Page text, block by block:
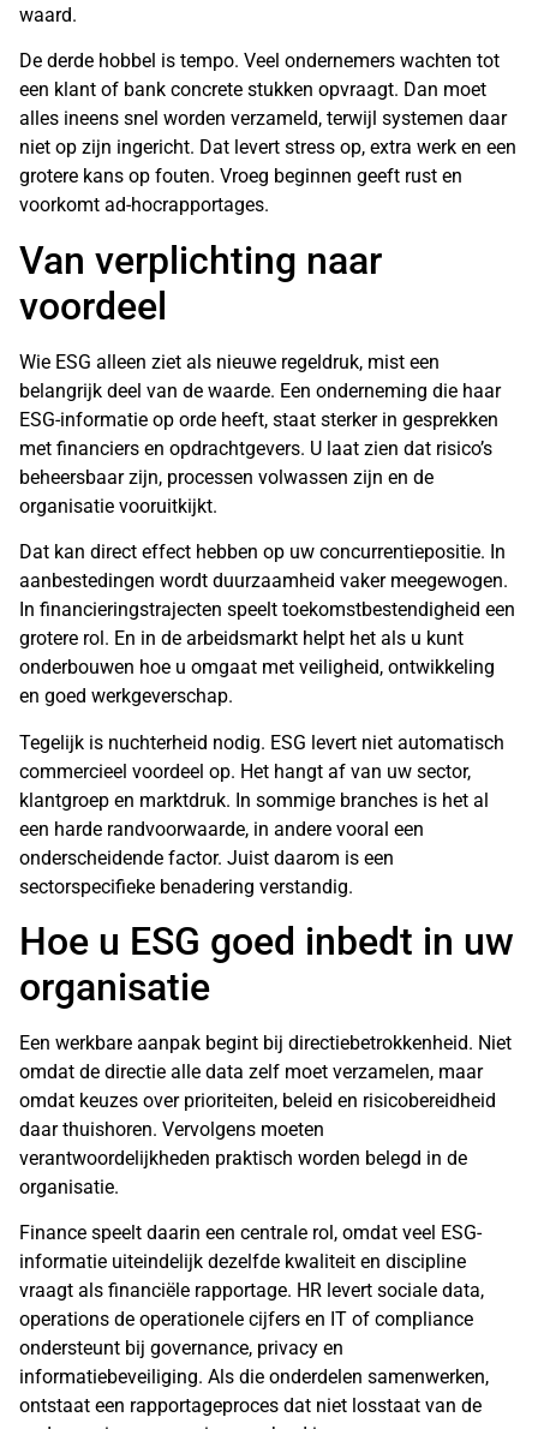
waard.
De derde hobbel is tempo. Veel ondernemers wachten tot
een klant of bank concrete stukken opvraagt. Dan moet
alles ineens snel worden verzameld, terwijl systemen daar
niet op zijn ingericht. Dat levert stress op, extra werk en een
grotere kans op fouten. Vroeg beginnen geeft rust en
voorkomt ad-hocrapportages.
Van verplichting naar
voordeel
Wie ESG alleen ziet als nieuwe regeldruk, mist een
belangrijk deel van de waarde. Een onderneming die haar
ESG-informatie op orde heeft, staat sterker in gesprekken
met financiers en opdrachtgevers. U laat zien dat risico’s
beheersbaar zijn, processen volwassen zijn en de
organisatie vooruitkijkt.
Dat kan direct effect hebben op uw concurrentiepositie. In
aanbestedingen wordt duurzaamheid vaker meegewogen.
In financieringstrajecten speelt toekomstbestendigheid een
grotere rol. En in de arbeidsmarkt helpt het als u kunt
onderbouwen hoe u omgaat met veiligheid, ontwikkeling
en goed werkgeverschap.
Tegelijk is nuchterheid nodig. ESG levert niet automatisch
commercieel voordeel op. Het hangt af van uw sector,
klantgroep en marktdruk. In sommige branches is het al
een harde randvoorwaarde, in andere vooral een
onderscheidende factor. Juist daarom is een
sectorspecifieke benadering verstandig.
Hoe u ESG goed inbedt in uw
organisatie
Een werkbare aanpak begint bij directiebetrokkenheid. Niet
omdat de directie alle data zelf moet verzamelen, maar
omdat keuzes over prioriteiten, beleid en risicobereidheid
daar thuishoren. Vervolgens moeten
verantwoordelijkheden praktisch worden belegd in de
organisatie.
Finance speelt daarin een centrale rol, omdat veel ESG-
informatie uiteindelijk dezelfde kwaliteit en discipline
vraagt als financiële rapportage. HR levert sociale data,
operations de operationele cijfers en IT of compliance
ondersteunt bij governance, privacy en
informatiebeveiliging. Als die onderdelen samenwerken,
ontstaat een rapportageproces dat niet losstaat van de